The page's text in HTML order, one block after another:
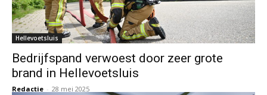
Hellevoetsluis
Bedrijfspand verwoest door zeer grote
brand in Hellevoetsluis
Redactie - 28 mei 2025